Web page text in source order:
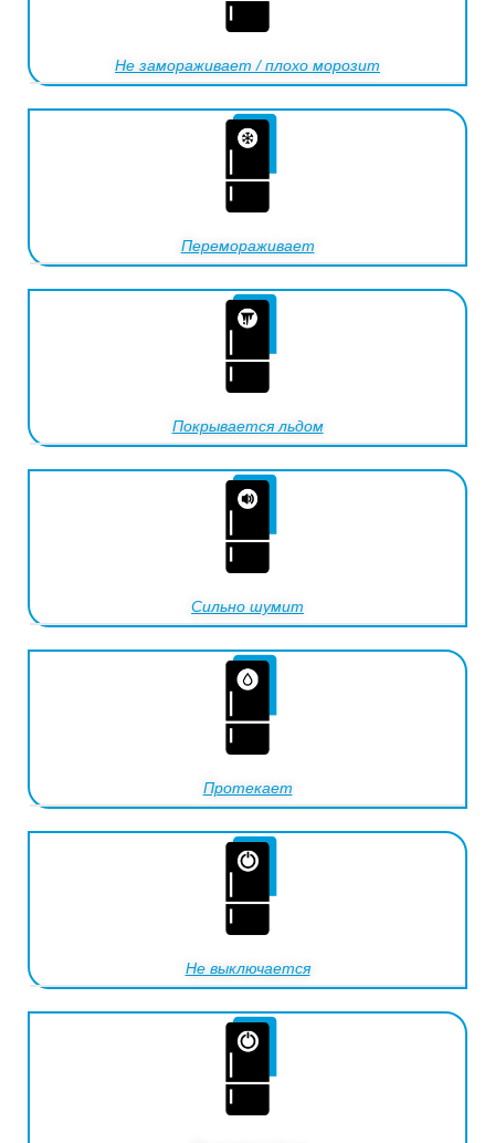
Не замораживает / плохо морозит
Перемораживает
Покрывается льдом
Сильно шумит
Протекает
Не выключается